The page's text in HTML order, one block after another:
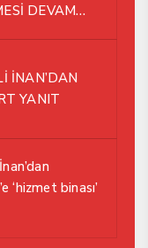
DEVAM
İNAN’DAN
YANIT
‘hizmet binası’